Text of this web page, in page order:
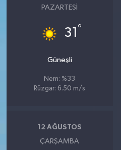
PAZARTESI
31 °
Güneşli
Nem: %33
Rüzgar: 6.50 m/s
12 AĞUSTOS
ÇARŞAMBA